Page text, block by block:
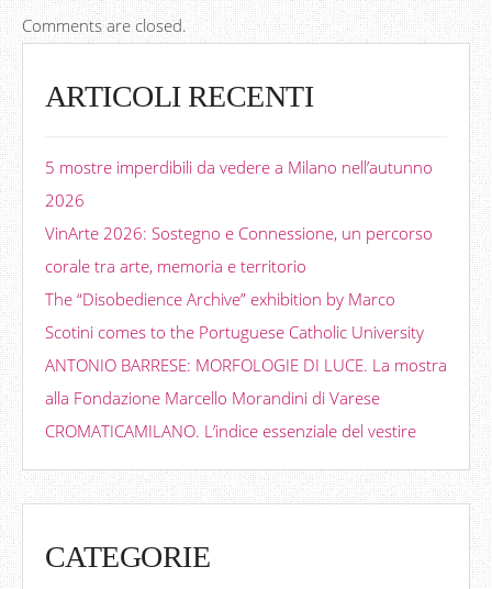
Comments are closed.
ARTICOLI RECENTI
5 mostre imperdibili da vedere a Milano nell’autunno
2026
VinArte 2026: Sostegno e Connessione, un percorso
corale tra arte, memoria e territorio
The “Disobedience Archive” exhibition by Marco
Scotini comes to the Portuguese Catholic University
ANTONIO BARRESE: MORFOLOGIE DI LUCE. La mostra
alla Fondazione Marcello Morandini di Varese
CROMATICAMILANO. L’indice essenziale del vestire
CATEGORIE